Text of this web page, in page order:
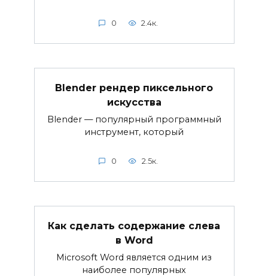
0 2.4к.
Blender рендер пиксельного
искусства
Blender — популярный программный
инструмент, который
0 2.5к.
Как сделать содержание слева
в Word
Microsoft Word является одним из
наиболее популярных